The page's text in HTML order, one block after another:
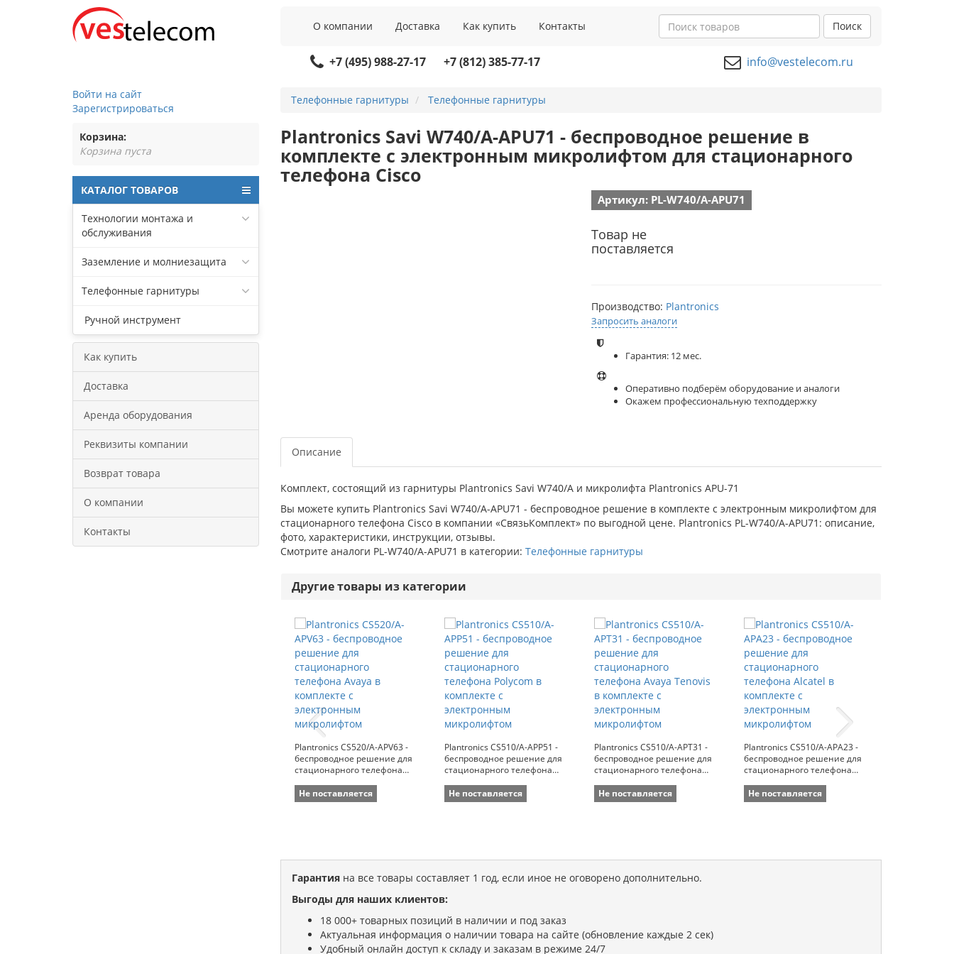
О компании Доставка Как купить Контакты Поиск
+7 (495) 988-27-17 +7 (812) 385-77-17 info@vestelecom.ru
Войти на сайт
Зарегистрироваться
Корзина:
Корзина пуста
КАТАЛОГ ТОВАРОВ
Технологии монтажа и
обслуживания
Заземление и молниезащита
Телефонные гарнитуры
Ручной инструмент
Как купить
Доставка
Аренда оборудования
Реквизиты компании
Возврат товара
О компании
Контакты
Телефонные гарнитуры Телефонные гарнитуры
Plantronics Savi W740/A-APU71 - беспроводное решение в
комплекте с электронным микролифтом для стационарного
телефона Cisco
Артикул: PL-W740/A-APU71
Товар не
поставляется
Производство: Plantronics
Запросить аналоги
Гарантия: 12 мес.
Оперативно подберём оборудование и аналоги
Окажем профессиональную техподдержку
Описание
Комплект, состоящий из гарнитуры Plantronics Savi W740/A и микролифта Plantronics АРU-71
Вы можете купить Plantronics Savi W740/A-APU71 - беспроводное решение в комплекте с электронным микролифтом для
стационарного телефона Cisco в компании «СвязьКомплект» по выгодной цене. Plantronics PL-W740/A-APU71: описание,
фото, характеристики, инструкции, отзывы.
Смотрите аналоги PL-W740/A-APU71 в категории: Телефонные гарнитуры
Другие товары из категории
Plantronics CS520/A-APV63 -
беспроводное решение для
стационарного телефона
электронным микролифтом
Не поставляется
Plantronics CS510/A-APP51 -
беспроводное решение для
стационарного телефона
электронным микролифтом
Не поставляется
Plantronics CS510/A-APT31 -
беспроводное решение для
стационарного телефона
электронным микролифтом
Не поставляется
Plantronics CS510/A-APA23 -
беспроводное решение для
стационарного телефона
электронным микролифтом
Не поставляется
Гарантияна все товары составляет 1 год, если иное не оговорено дополнительно.
Выгоды для наших клиентов:
18 000+ товарных позиций в наличии и под заказ
Актуальная информация о наличии товара на сайте (обновление каждые 2 сек)
Удобный онлайн доступ к складу и заказам в режиме 24/7